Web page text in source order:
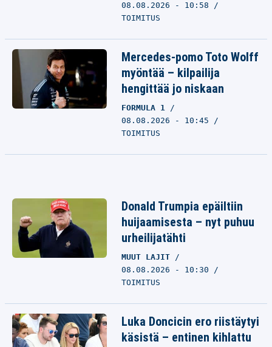
08.08.2026 - 10:58
TOIMITUS
Mercedes-pomo Toto Wolff
myöntää – kilpailija
hengittää jo niskaan
FORMULA 1
08.08.2026 - 10:45
TOIMITUS
Donald Trumpia epäiltiin
huijaamisesta – nyt puhuu
urheilijatähti
MUUT LAJIT
08.08.2026 - 10:30
TOIMITUS
Luka Doncicin ero riistäytyi
käsistä – entinen kihlattu